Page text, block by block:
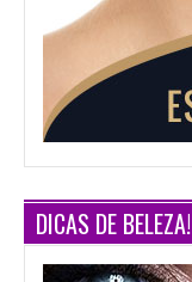
DICAS DE BELEZA!